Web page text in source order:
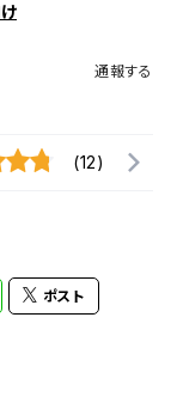
通報する
(12)
ポスト